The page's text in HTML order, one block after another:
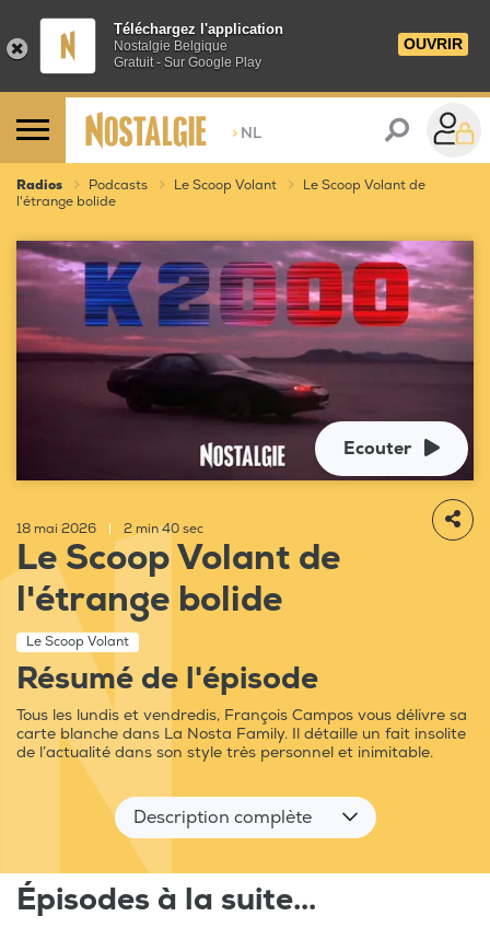
Téléchargez l'application
Nostalgie Belgique
Gratuit - Sur Google Play
OUVRIR
> NL
Radios Podcasts Le Scoop Volant
Le Scoop Volant de
l'étrange bolide
Ecouter
18 mai 2026 2 min 40 sec
Le Scoop Volant de
l'étrange bolide
Le Scoop Volant
Résumé de l'épisode
Tous les lundis et vendredis, François Campos vous délivre sa
carte blanche dans La Nosta Family. Il détaille un fait insolite
de l’actualité dans son style très personnel et inimitable.
Description complète
Épisodes à la suite...